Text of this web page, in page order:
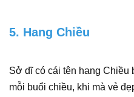
5. Hang Chiều
Sở dĩ có cái tên hang Chiều
mỗi buổi chiều, khi mà vẻ